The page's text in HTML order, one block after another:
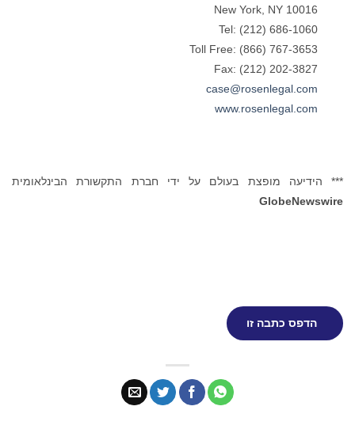
case@rosenlegal.com
www.rosenlegal.com
*** הידיעה מופצת בעולם על ידי חברת התקשורת הבינלאומית
GlobeNewswire
הדפס כתבה זו